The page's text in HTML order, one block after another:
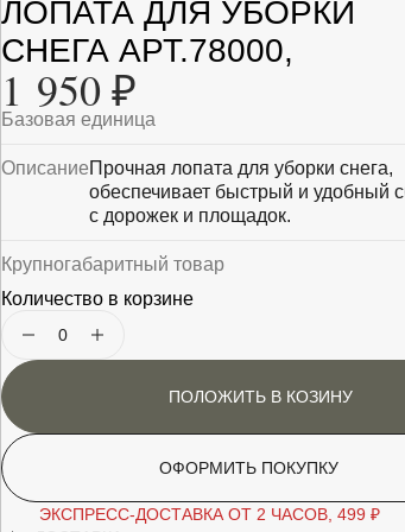
ЛОПАТА ДЛЯ УБОРКИ
СНЕГА АРТ.78000,
1 950 ₽
Базовая единица
ОписаниеПрочная лопата для уборки снега,
обеспечивает быстрый и удобный
с дорожек и площадок.
Крупногабаритный товар
Количество в корзине
ПОЛОЖИТЬ В КОЗИНУ
ОФОРМИТЬ ПОКУПКУ
ЭКСПРЕСС-ДОСТАВКА ОТ 2 ЧАСОВ, 499 ₽